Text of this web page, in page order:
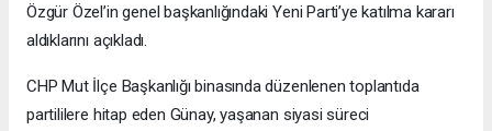
Özgür Özel’in genel başkanlığındaki Yeni Parti’ye katılma kararı
aldıklarını açıkladı.
CHP Mut İlçe Başkanlığı binasında düzenlenen toplantıda
partililere hitap eden Günay, yaşanan siyasi süreci